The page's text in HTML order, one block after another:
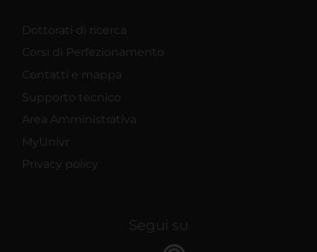
Dottorati di ricerca
Corsi di Perfezionamento
Contatti e mappa
Supporto tecnico
Area Amministrativa
MyUnivr
Privacy policy
Segui su